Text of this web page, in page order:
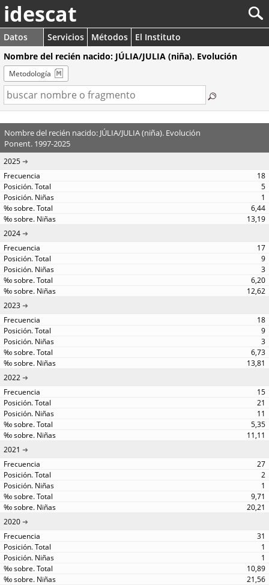
idescat
Datos Servicios Métodos
El Instituto
Nombre del recién nacido: JÚLIA/JULIA (niña). Evolución
Metodología
Nombre del recién nacido: JÚLIA/JULIA (niña). Evolución
Ponent. 1997-2025
2025
18
5
1
6,44
13,19
2024
17
9
3
6,20
12,62
2023
18
9
3
6,73
13,81
2022
15
21
11
5,35
11,11
2021
27
2
1
9,71
20,21
2020
31
1
1
10,89
21,56